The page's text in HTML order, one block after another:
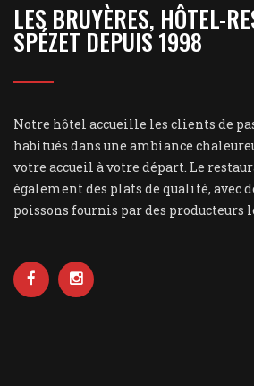
LES BRUYÈRES, HÔTEL-
SPÉZET DEPUIS 1998
Notre hôtel accueille les clients de
habitués dans une ambiance
votre accueil à votre départ. Le
également des plats de qualité, avec
poissons fournis par des producteurs